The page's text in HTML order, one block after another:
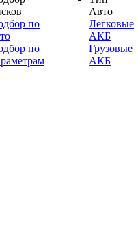
по
по
Авто
Легковые
АКБ
Грузовые
АКБ